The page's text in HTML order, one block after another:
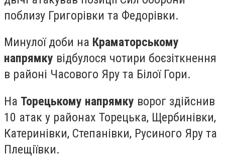
поблизу Григорівки та Федорівки.
Минулої доби на Краматорському
напрямку відбулося чотири боєзіткнення
в районі Часового Яру та Білої Гори.
На Торецькому напрямку ворог здійснив
10 атак у районах Торецька, Щербинівки,
Катеринівки, Степанівки, Русиного Яру та
Плещіївки.